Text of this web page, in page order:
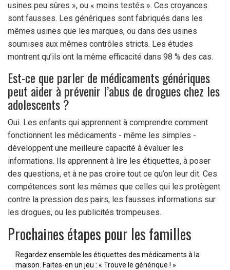
usines peu sûres », ou « moins testés ». Ces croyances
sont fausses. Les génériques sont fabriqués dans les
mêmes usines que les marques, ou dans des usines
soumises aux mêmes contrôles stricts. Les études
montrent qu’ils ont la même efficacité dans 98 % des cas.
Est-ce que parler de médicaments génériques
peut aider à prévenir l’abus de drogues chez les
adolescents ?
Oui. Les enfants qui apprennent à comprendre comment
fonctionnent les médicaments - même les simples -
développent une meilleure capacité à évaluer les
informations. Ils apprennent à lire les étiquettes, à poser
des questions, et à ne pas croire tout ce qu’on leur dit. Ces
compétences sont les mêmes que celles qui les protègent
contre la pression des pairs, les fausses informations sur
les drogues, ou les publicités trompeuses.
Prochaines étapes pour les familles
Regardez ensemble les étiquettes des médicaments à la
maison. Faites-en un jeu : « Trouve le générique ! »